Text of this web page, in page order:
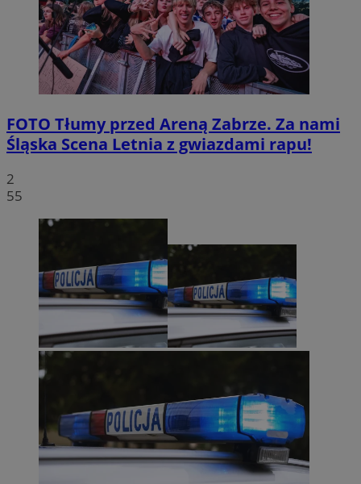
FOTO Tłumy przed Areną Zabrze. Za nami
Śląska Scena Letnia z gwiazdami rapu!
2
55